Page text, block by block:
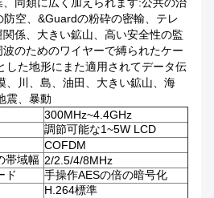
同類に広く加えられます:公共の治
空、&Guardの粉砕の密輸、テレ
係、大きい鉱山、高い安全性の監
のためのワイヤーで縛られたケー
した地形にまた適用されてデータ伝
、川、島、油田、大きい鉱山、海
震、暴動
300MHz~4.4GHz
調節可能な1~5W LCD
COFDM
帯域幅 2/2.5/4/8MHz
ド
手操作AESの倍の暗号化
H.264標準